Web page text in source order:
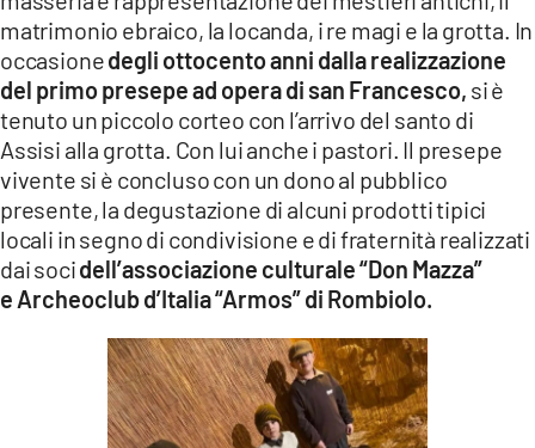
matrimonio ebraico, la locanda, i re magi e la grotta. In
occasionedegli ottocento anni dalla realizzazione
del primo presepe ad opera di san Francesco, si è
tenuto un piccolo corteo con l’arrivo del santo di
Assisi alla grotta. Con lui anche i pastori. Il presepe
vivente si è concluso con un dono al pubblico
presente, la degustazione di alcuni prodotti tipici
locali in segno di condivisione e di fraternità realizzati
dai socidell’associazione culturale “Don Mazza”
e Archeoclub d’Italia “Armos” di Rombiolo.